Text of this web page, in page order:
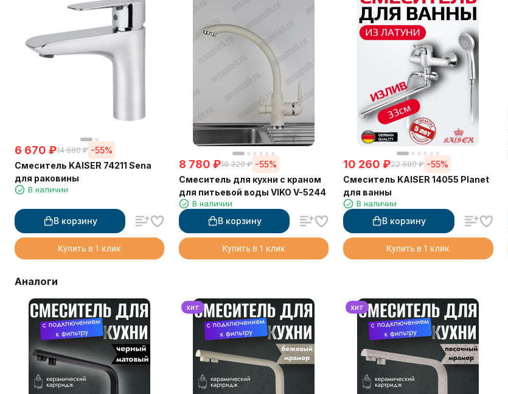
6 670 ₽14 680 ₽ -55%
Смеситель KAISER 74211 Sena
для раковины
В наличии
В корзину
Купить в 1 клик
8 780 ₽19 320 ₽ -55%
Смеситель для кухни с краном
для питьевой воды VIKO V-5244
В наличии
В корзину
Купить в 1 клик
10 260 ₽22 580 ₽ -55%
Смеситель KAISER 14055 Planet
для ванны
В наличии
В корзину
Купить в 1 клик
Аналоги
хит хит